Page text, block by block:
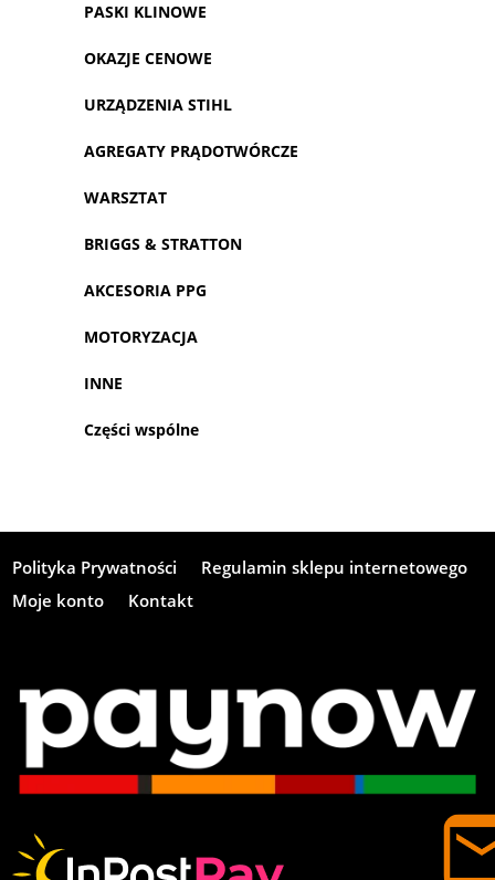
PASKI KLINOWE
OKAZJE CENOWE
URZĄDZENIA STIHL
AGREGATY PRĄDOTWÓRCZE
WARSZTAT
BRIGGS & STRATTON
AKCESORIA PPG
MOTORYZACJA
INNE
Części wspólne
Polityka Prywatności
Regulamin sklepu internetowego
Moje konto
Kontakt